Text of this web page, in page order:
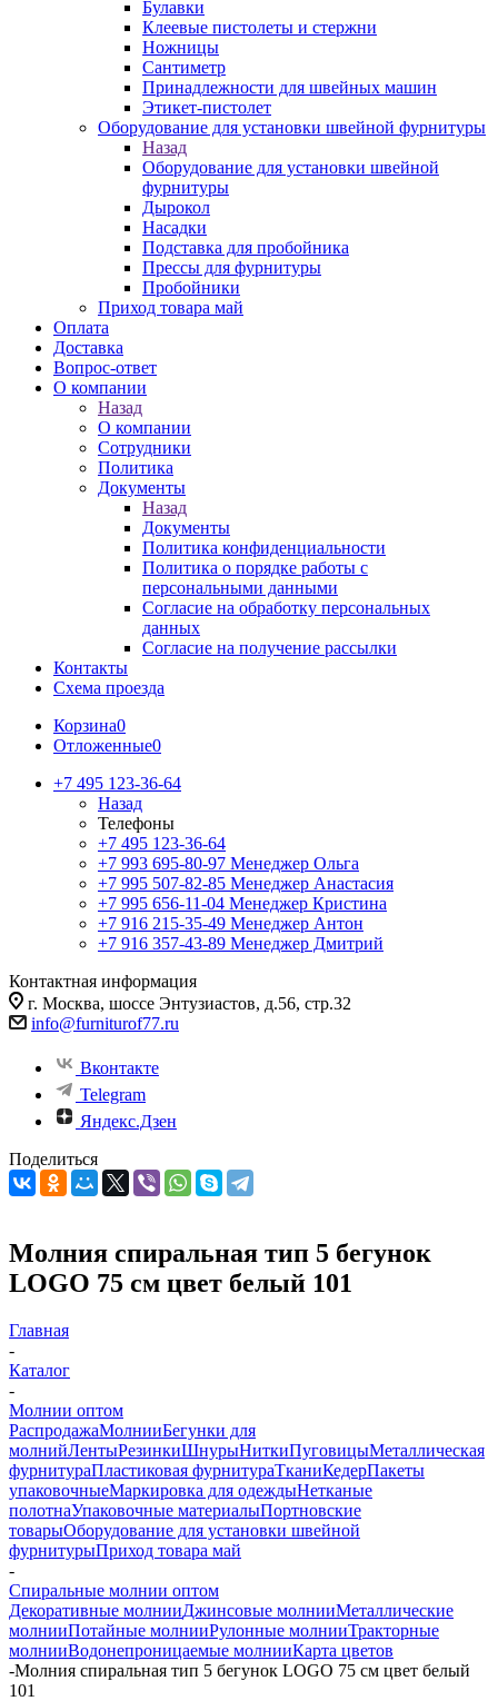
Булавки
Клеевые пистолеты и стержни
Ножницы
Сантиметр
Принадлежности для швейных машин
Этикет-пистолет
Оборудование для установки швейной фурнитуры
Назад
Оборудование для установки швейной
фурнитуры
Дырокол
Насадки
Подставка для пробойника
Прессы для фурнитуры
Пробойники
Приход товара май
Оплата
Доставка
Вопрос-ответ
О компании
Назад
О компании
Сотрудники
Политика
Документы
Назад
Документы
Политика конфиденциальности
Политика о порядке работы с
персональными данными
Согласие на обработку персональных
данных
Согласие на получение рассылки
Контакты
Схема проезда
Корзина0
Отложенные0
+7 495 123-36-64
Назад
Телефоны
+7 495 123-36-64
+7 993 695-80-97 Менеджер Ольга
+7 995 507-82-85 Менеджер Анастасия
+7 995 656-11-04 Менеджер Кристина
+7 916 215-35-49 Менеджер Антон
+7 916 357-43-89 Менеджер Дмитрий
Контактная информация
г. Москва, шоссе Энтузиастов, д.56, стр.32
info@furniturof77.ru
Вконтакте
Telegram
Яндекс.Дзен
Поделиться
Молния спиральная тип 5 бегунок
LOGO 75 см цвет белый 101
Главная
-
Каталог
-
Молнии оптом
РаспродажаМолнииБегунки для
молнийЛентыРезинкиШнурыНиткиПуговицыМеталлическая
фурнитураПластиковая фурнитураТканиКедерПакеты
упаковочныеМаркировка для одеждыНетканые
полотнаУпаковочные материалыПортновские
товарыОборудование для установки швейной
фурнитурыПриход товара май
-
Спиральные молнии оптом
Декоративные молнииДжинсовые молнииМеталлические
молнииПотайные молнииРулонные молнииТракторные
молнииВодонепроницаемые молнииКарта цветов
-Молния спиральная тип 5 бегунок LOGO 75 см цвет белый
101